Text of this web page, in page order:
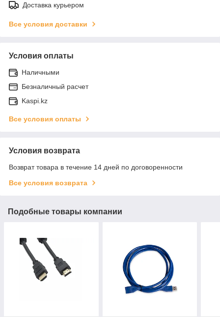
Доставка курьером
Все условия доставки
Условия оплаты
Наличными
Безналичный расчет
Kaspi.kz
Все условия оплаты
Условия возврата
Возврат товара в течение 14 дней по договоренности
Все условия возврата
Подобные товары компании